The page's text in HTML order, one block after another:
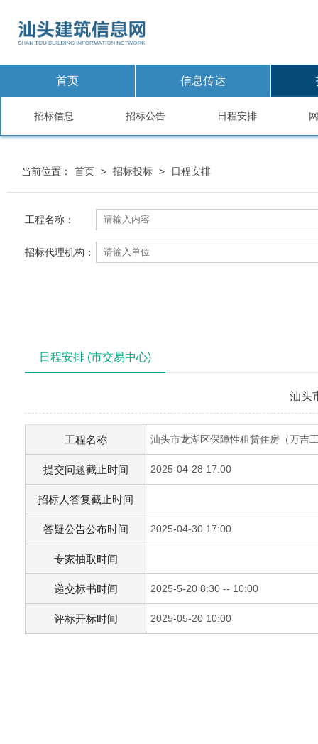
首页 信息传达
招标信息 招标公告 日程安排
当前位置： 首页 > 招标投标 > 日程安排
工程名称：
招标代理机构：
日程安排 (市交易中心)
汕头
工程名称 汕头市龙湖区保障性租赁住房（万吉
提交问题截止时间 2025-04-28 17:00
招标人答复截止时间
答疑公告公布时间 2025-04-30 17:00
专家抽取时间
递交标书时间 2025-5-20 8:30 -- 10:00
评标开标时间 2025-05-20 10:00